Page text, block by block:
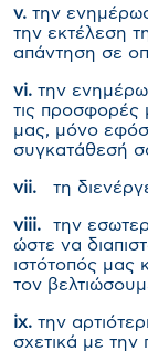
v. την
την εκτέλεση
απάντηση σε
vi. την
τις προσφορές
μας, μόνο
συγκατάθεσή
vii. τη
viii. την
ώστε να
ιστότοπός μας
τον
ix. την
σχετικά με την